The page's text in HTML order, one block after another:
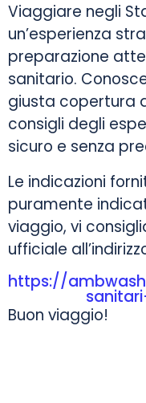
Viaggiare negli
un’esperienza
preparazione
sanitario.
giusta copertura
consigli degli
sicuro e senza
Le indicazioni
puramente
viaggio, vi
ufficiale
https://
Buon viaggio!